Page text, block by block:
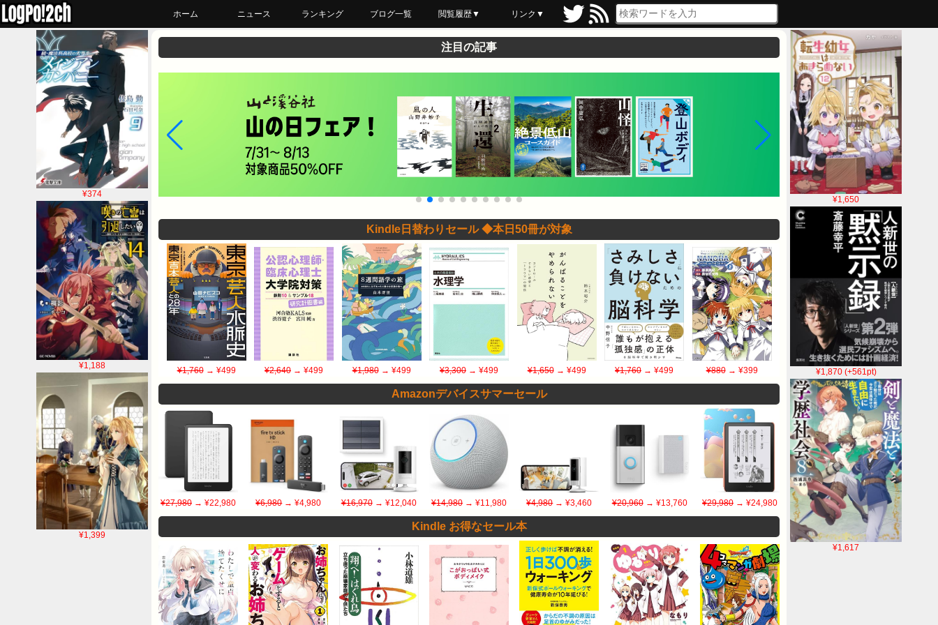
ホーム ニュース ランキング ブログ一覧 閲覧履歴▼
最近読んだ
あとで読む
ブックマーク
リンク▼
¥1,650
¥1,870 (+561pt)
¥1,617
¥374
¥1,188
¥1,399
注目の記事
Kindle日替わりセール ◆本日50冊が対象
¥1,760→ ¥499 ¥2,640 → ¥499 ¥1,980→ ¥499 ¥3,300 → ¥499 ¥1,650→ ¥499 ¥1,760 → ¥499 ¥880→ ¥399
Amazonデバイスサマーセール
¥27,980 → ¥22,980 ¥6,980→ ¥4,980 ¥16,970→ ¥12,040 ¥14,980→ ¥11,980 ¥4,980→ ¥3,460 ¥20,960→ ¥13,760 ¥29,980→ ¥24,980
Kindle お得なセール本